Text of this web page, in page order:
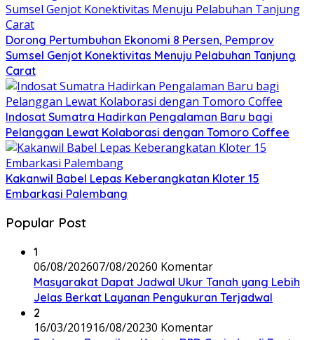
Dorong Pertumbuhan Ekonomi 8 Persen, Pemprov
Sumsel Genjot Konektivitas Menuju Pelabuhan Tanjung
Carat
Indosat Sumatra Hadirkan Pengalaman Baru bagi
Pelanggan Lewat Kolaborasi dengan Tomoro Coffee
Kakanwil Babel Lepas Keberangkatan Kloter 15
Embarkasi Palembang
Popular Post
1
06/08/202607/08/20260 Komentar
Masyarakat Dapat Jadwal Ukur Tanah yang Lebih
Jelas Berkat Layanan Pengukuran Terjadwal
2
16/03/201916/08/20230 Komentar